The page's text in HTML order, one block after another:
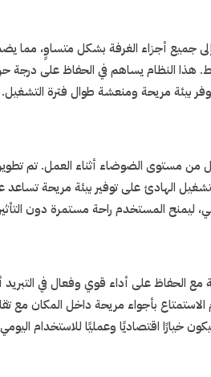
جميع أجزاء الغرفة بشكل متساوٍ، مما
هذا النظام يساهم في الحفاظ على درجة
يوفر بيئة مريحة ومنعشة طوال فترة التشغيل.
الضوضاء أثناء العمل. تم تطوير
الهادئ على توفير بيئة مريحة
المستخدم راحة مستمرة دون
الحفاظ على أداء قوي وفعال في
بأجواء مريحة داخل المكان مع
خيارًا اقتصاديًا وعمليًا للاستخدام